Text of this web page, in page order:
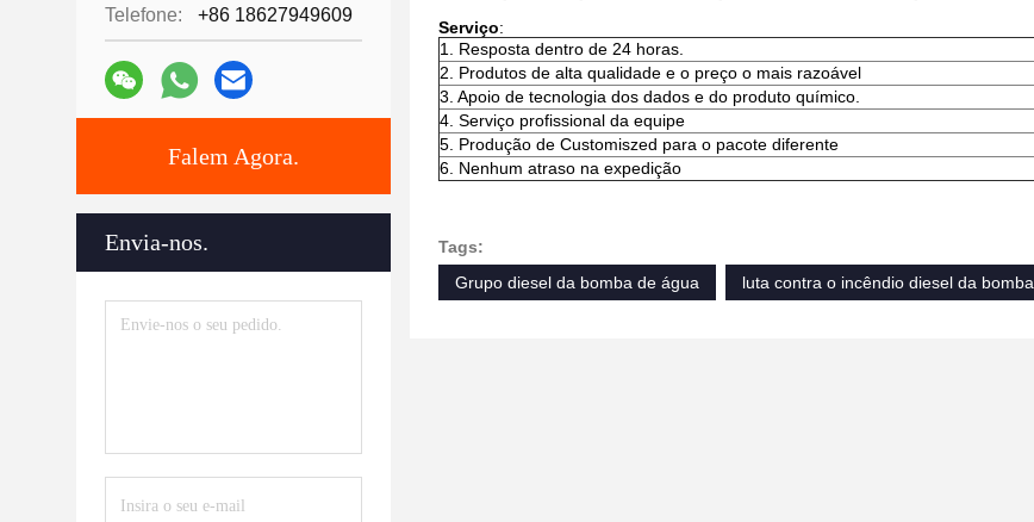
Telefone: +86 18627949609
Falem Agora.
Envia-nos.
Serviço:
1. Resposta dentro de 24 horas.
2. Produtos de alta qualidade e o preço o mais razoável
3. Apoio de tecnologia dos dados e do produto químico.
4. Serviço profissional da equipe
5. Produção de Customiszed para o pacote diferente
6. Nenhum atraso na expedição
Tags:
Grupo diesel da bomba de água
luta contra o incêndio diesel da bomba